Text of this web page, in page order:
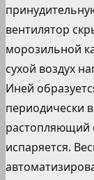
вентилятор
морозильной
сухой воздух
Иней
периодически
растопляющий
испаряется.